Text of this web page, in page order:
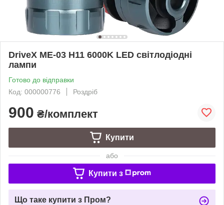
DriveX ME-03 H11 6000K LED світлодіодні
лампи
Готово до відправки
Код: 000000776
Роздріб
900 ₴/комплект
Купити
або
Купити з
Що таке купити з Пром?